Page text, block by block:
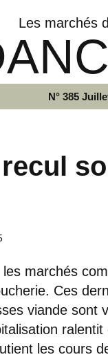
Les marchés
N° 385
les marchés
Ces
viande sont
ralentit
les cours